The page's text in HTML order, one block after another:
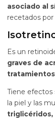
asociado al
recetados
Es un
graves de
Tiene efectos
la piel y las
triglicéridos,